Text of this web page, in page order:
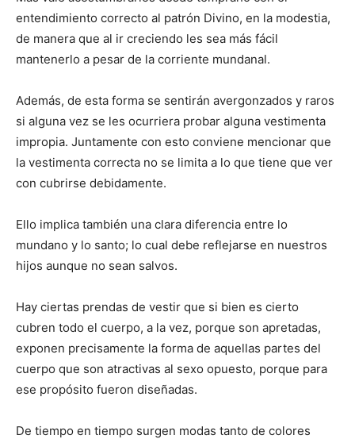
entendimiento correcto al patrón Divino, en la modestia,
de manera que al ir creciendo les sea más fácil
mantenerlo a pesar de la corriente mundanal.
Además, de esta forma se sentirán avergonzados y raros
si alguna vez se les ocurriera probar alguna vestimenta
impropia. Juntamente con esto conviene mencionar que
la vestimenta correcta no se limita a lo que tiene que ver
con cubrirse debidamente.
Ello implica también una clara diferencia entre lo
mundano y lo santo; lo cual debe reflejarse en nuestros
hijos aunque no sean salvos.
Hay ciertas prendas de vestir que si bien es cierto
cubren todo el cuerpo, a la vez, porque son apretadas,
exponen precisamente la forma de aquellas partes del
cuerpo que son atractivas al sexo opuesto, porque para
ese propósito fueron diseñadas.
De tiempo en tiempo surgen modas tanto de colores